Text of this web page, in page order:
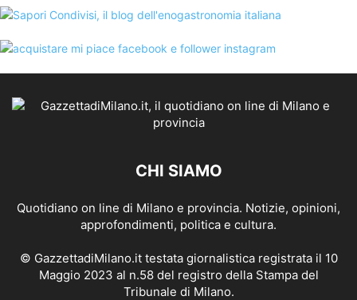
CHI SIAMO
Quotidiano on line di Milano e provincia. Notizie, opinioni,
approfondimenti, politica e cultura.
© GazzettadiMilano.it testata giornalistica registrata il 10
Maggio 2023 al n.58 del registro della Stampa del
Tribunale di Milano.